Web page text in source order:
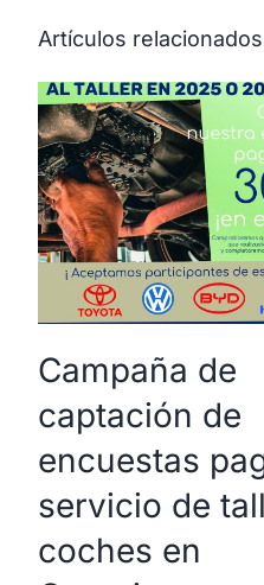
Artículos relacionados
Campaña de
captación de
encuestas
servicio de
coches en